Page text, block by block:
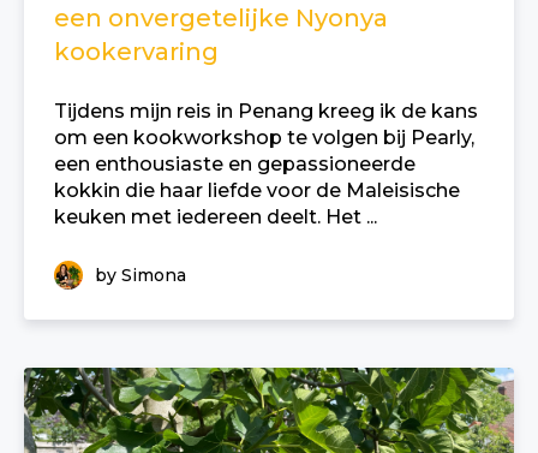
een onvergetelijke Nyonya
kookervaring
Tijdens mijn reis in Penang kreeg ik de kans
om een kookworkshop te volgen bij Pearly,
een enthousiaste en gepassioneerde
kokkin die haar liefde voor de Maleisische
keuken met iedereen deelt. Het ...
by Simona